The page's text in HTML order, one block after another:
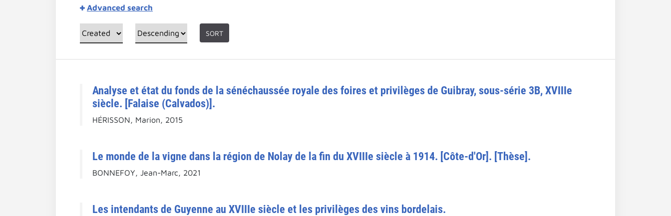
Advanced search
SORT
Analyse et état du fonds de la sénéchaussée royale des foires et privilèges de Guibray, sous-série 3B, XVIIIe
siècle. [Falaise (Calvados)].
HÉRISSON, Marion, 2015
Le monde de la vigne dans la région de Nolay de la fin du XVIIIe siècle à 1914. [Côte-d'Or]. [Thèse].
BONNEFOY, Jean-Marc, 2021
Les intendants de Guyenne au XVIIIe siècle et les privilèges des vins bordelais.